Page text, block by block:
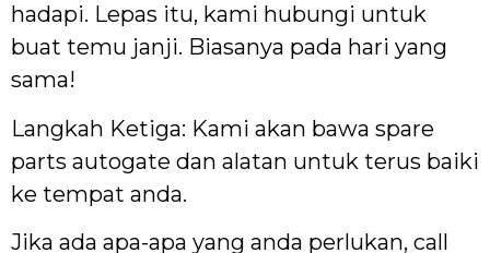
hadapi. Lepas itu, kami hubungi untuk
buat temu janji. Biasanya pada hari yang
sama!
Langkah Ketiga: Kami akan bawa spare
parts autogate dan alatan untuk terus baiki
ke tempat anda.
Jika ada apa-apa yang anda perlukan, call